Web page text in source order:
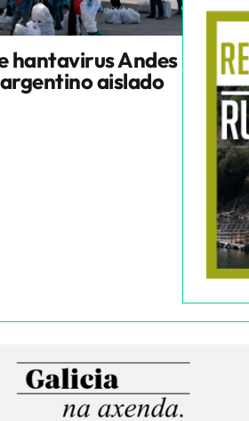
hantavirus Andes
aislado